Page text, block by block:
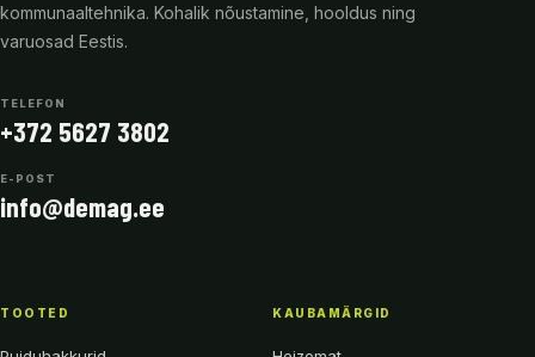
kommunaaltehnika. Kohalik nõustamine, hooldus ning
varuosad Eestis.
TELEFON
+372 5627 3802
E-POST
info@demag.ee
TOOTED KAUBAMÄRGID